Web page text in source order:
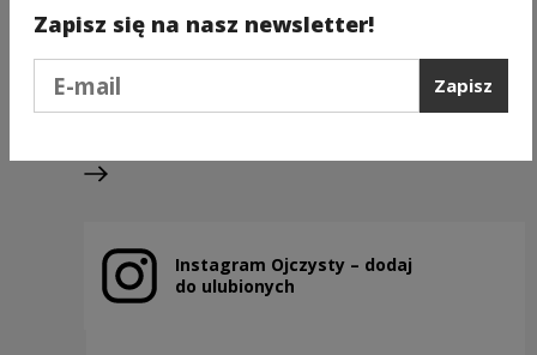
BAKALIE
Poprzedni slajd
Następny slajd
Instagram Ojczysty – dodaj
do ulubionych
Uwaga, link zostanie otwarty w nowym oknie
Zapisz się na nasz newsletter!
Zapisz